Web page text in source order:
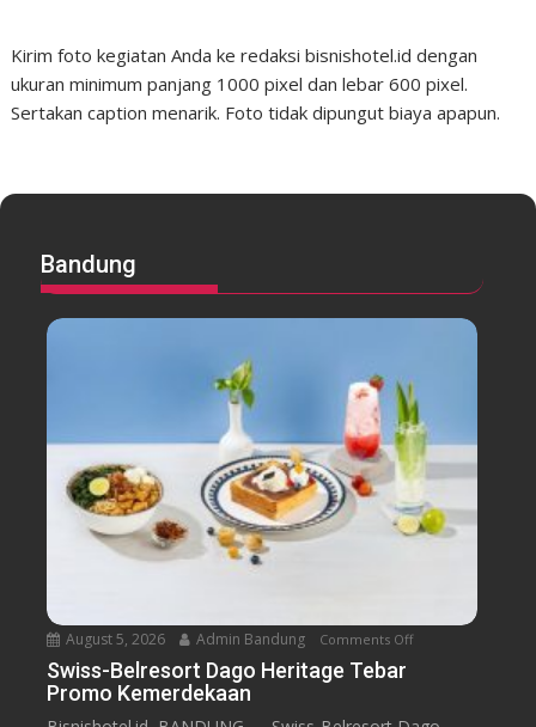
Kirim foto kegiatan Anda ke redaksi bisnishotel.id dengan
ukuran minimum panjang 1000 pixel dan lebar 600 pixel.
Sertakan caption menarik. Foto tidak dipungut biaya apapun.
Bandung
August 5, 2026 Admin Bandung Comments Offo
Swiss-Belresort Dago Heritage Tebar
Promo Kemerdekaan